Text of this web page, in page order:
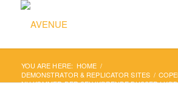
YOU ARE HERE: HOME /
DEMONSTRATOR & REPLICATOR SITES /
NU KOMMER DER SELVKØRENDE BUSSER I